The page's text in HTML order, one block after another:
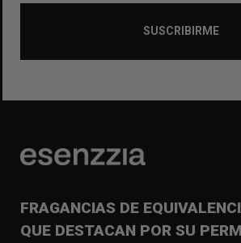
SUSCRIBIRME
FRAGANCIAS DE
QUE DESTACAN POR SU